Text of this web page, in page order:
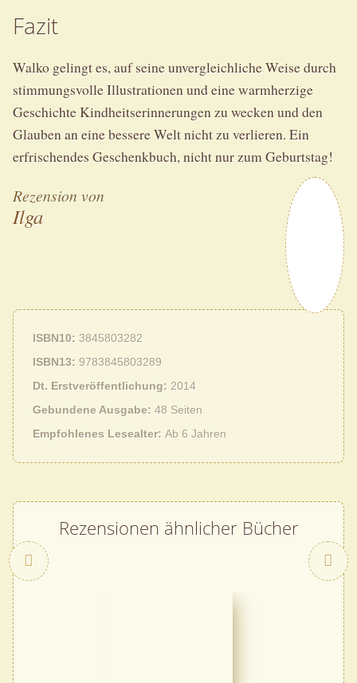
Fazit
Walko gelingt es, auf seine unvergleichliche Weise durch
stimmungsvolle Illustrationen und eine warmherzige
Geschichte Kindheitserinnerungen zu wecken und den
Glauben an eine bessere Welt nicht zu verlieren. Ein
erfrischendes Geschenkbuch, nicht nur zum Geburtstag!
Rezension von
Ilga
ISBN10
3845803282
ISBN13 9783845803289
Dt. Erstveröffentlichung
2014
Gebundene Ausgabe 48 Seiten
Empfohlenes Lesealter Ab 6 Jahren
Rezensionen ähnlicher Bücher